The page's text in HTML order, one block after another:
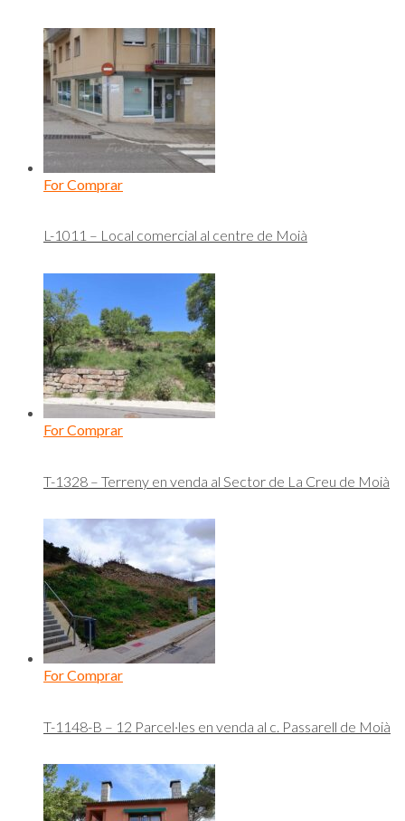
For Comprar
L-1011 – Local comercial al centre de Moià
For Comprar
T-1328 – Terreny en venda al Sector de La Creu de Moià
For Comprar
T-1148-B – 12 Parcel·les en venda al c. Passarell de Moià